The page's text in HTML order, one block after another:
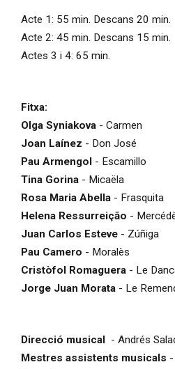
Acte 1: 55 min. Descans 20 min.
Acte 2: 45 min. Descans 15 min.
Actes 3 i 4: 65 min.
Fitxa:
Olga Syniakova- Carmen
Joan Laínez - Don José
Pau Armengol- Escamillo
Tina Gorina- Micaëla
Rosa Maria Abella- Frasquita
Helena Ressurreiçāo -
Juan Carlos Esteve- Zúñiga
Pau Camero - Moralès
Cristòfol Romaguera - Le
Jorge Juan Morata- Le
Direcció musical- Andrés
Mestres assistents musicals